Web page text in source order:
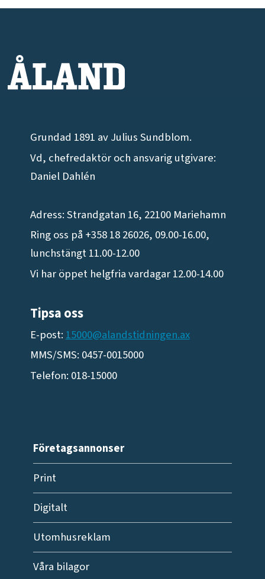
Grundad 1891 av Julius Sundblom.
Vd, chefredaktör och ansvarig utgivare:
Daniel Dahlén
Adress: Strandgatan 16, 22100 Mariehamn
Ring oss på +358 18 26026, 09.00-16.00,
lunchstängt 11.00-12.00
Vi har öppet helgfria vardagar 12.00-14.00
Tipsa oss
E-post: 15000@alandstidningen.ax
MMS/SMS: 0457-0015000
Telefon: 018-15000
Företagsannonser
Print
Digitalt
Utomhusreklam
Våra bilagor